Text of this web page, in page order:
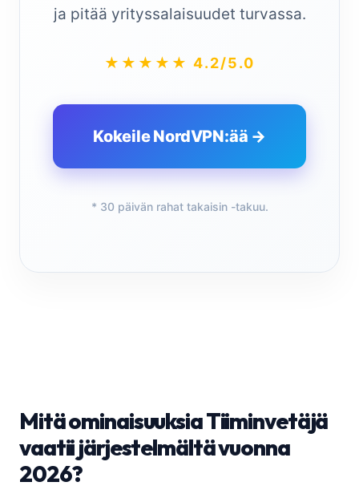
ja pitää yrityssalaisuudet turvassa.
★★★★★ 4.2/5.0
Kokeile NordVPN:ää →
* 30 päivän rahat takaisin -takuu.
Mitä ominaisuuksia Tiiminvetäjä
vaatii järjestelmältä vuonna
2026?